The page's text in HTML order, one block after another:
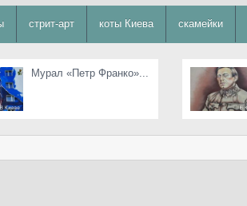
стрит-арт коты Киева скамейки
Мурал «Петр Франко»...